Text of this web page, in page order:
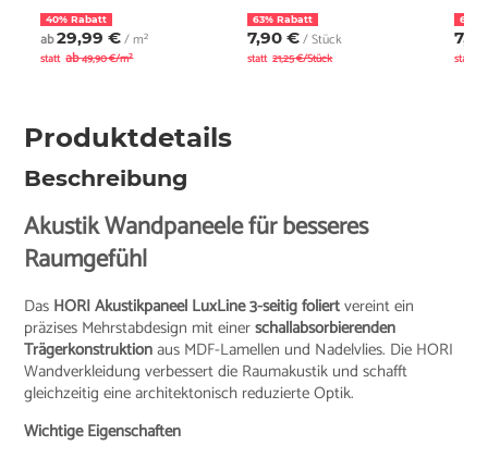
40% Rabatt
ab29,99 €/ m²
statt ab49,90 €/m²
63% Rabatt
7,90 €/ Stück
statt 21,25 €/Stück
63%
statt
Produktdetails
Beschreibung
Akustik Wandpaneele für besseres
Raumgefühl
Das HORI Akustikpaneel LuxLine 3-seitig foliertvereint ein
präzises Mehrstabdesign mit einerschallabsorbierenden
Trägerkonstruktionaus MDF-Lamellen und Nadelvlies. Die HORI
Wandverkleidung verbessert die Raumakustik und schafft
gleichzeitig eine architektonisch reduzierte Optik.
Wichtige Eigenschaften